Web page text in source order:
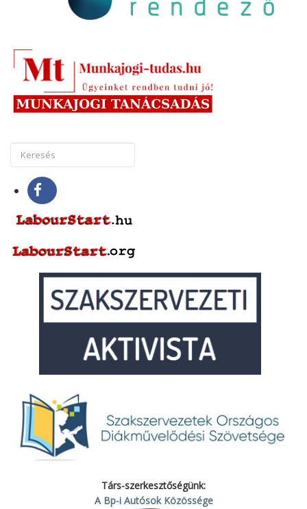
Társ-szerkesztőségünk:
A Bp-i Autósok Közössége